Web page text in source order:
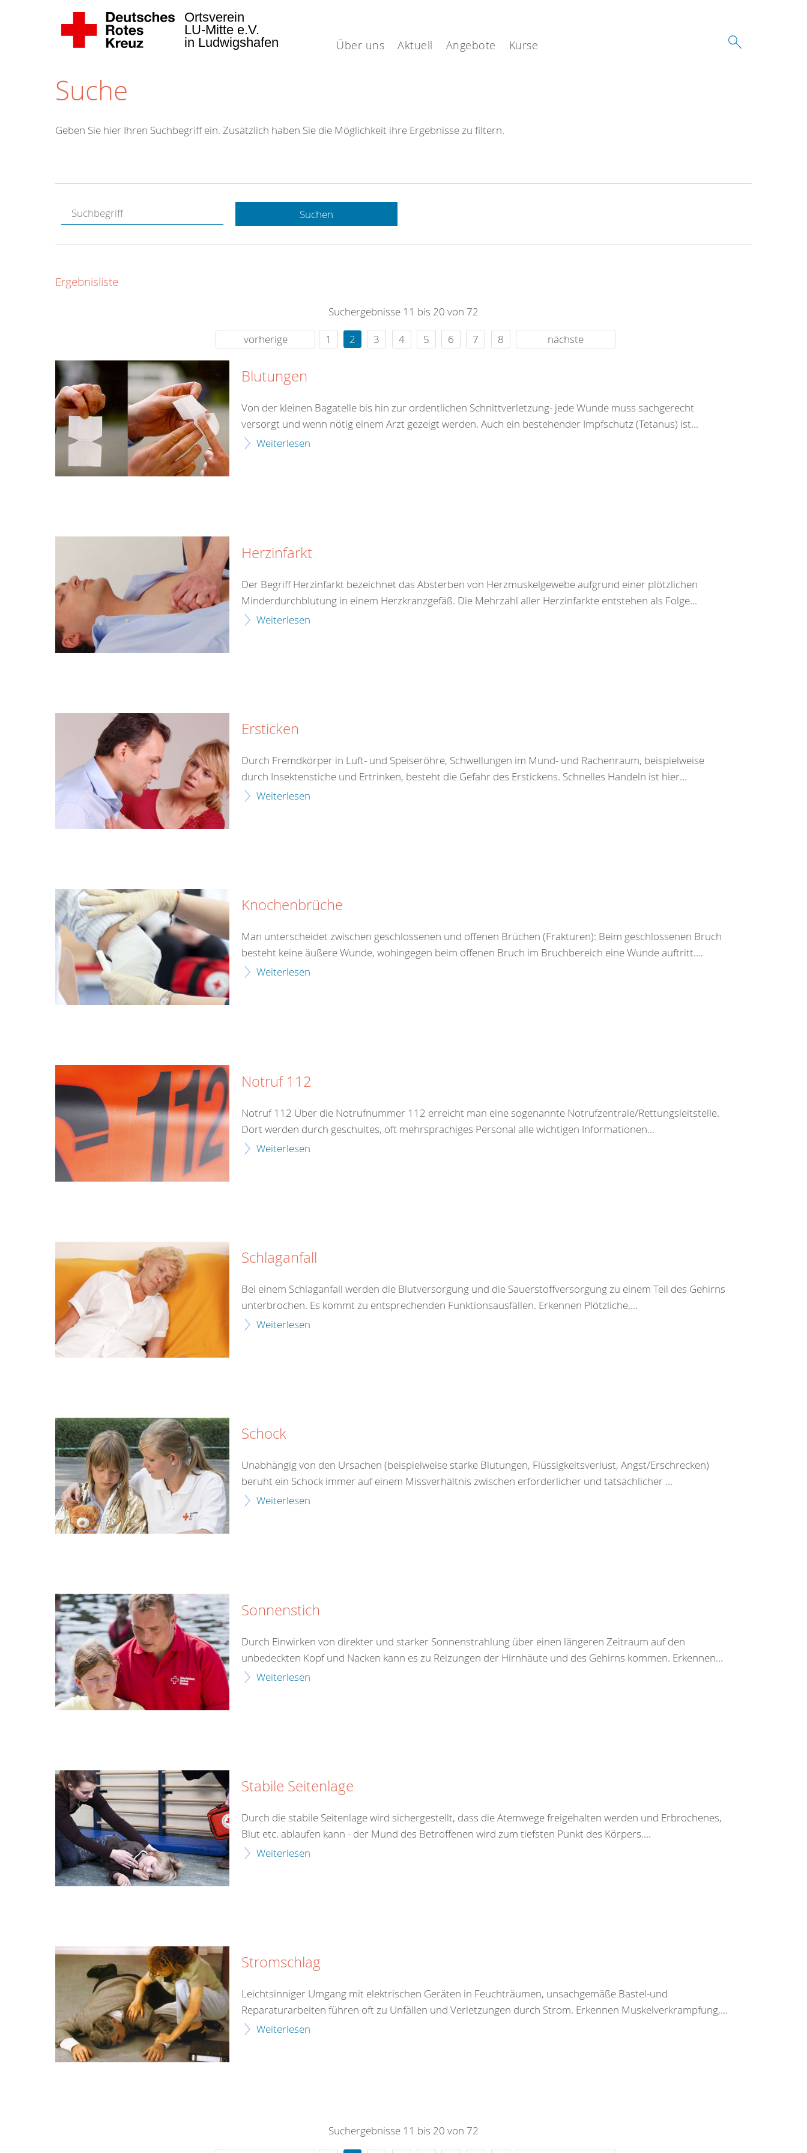
Über uns Aktuell Angebote Kurse
Ortsverein
LU-Mitte e.V.
in Ludwigshafen
Suche
Hotline.
gerne.
rund um die Uhr
Geben Sie hier Ihren Suchbegriff ein. Zusätzlich haben Sie die Möglichkeit ihre Ergebnisse zu filtern.
Suchen
Ergebnisliste
Suchergebnisse 11 bis 20 von 72
vorherige
1 2 3 4 5 6 7 8 nächste
Blutungen
Von der kleinen Bagatelle bis hin zur ordentlichen Schnittverletzung- jede Wunde muss sachgerecht
versorgt und wenn nötig einem Arzt gezeigt werden. Auch ein bestehender Impfschutz (Tetanus) ist...
Weiterlesen
Herzinfarkt
Der Begriff Herzinfarkt bezeichnet das Absterben von Herzmuskelgewebe aufgrund einer plötzlichen
Minderdurchblutung in einem Herzkranzgefäß. Die Mehrzahl aller Herzinfarkte entstehen als Folge...
Weiterlesen
Ersticken
Durch Fremdkörper in Luft- und Speiseröhre, Schwellungen im Mund- und Rachenraum, beispielweise
durch Insektenstiche und Ertrinken, besteht die Gefahr des Erstickens. Schnelles Handeln ist hier...
Weiterlesen
Knochenbrüche
Man unterscheidet zwischen geschlossenen und offenen Brüchen (Frakturen): Beim geschlossenen Bruch
besteht keine äußere Wunde, wohingegen beim offenen Bruch im Bruchbereich eine Wunde auftritt....
Weiterlesen
Notruf 112
Notruf 112 Über die Notrufnummer 112 erreicht man eine sogenannte Notrufzentrale/Rettungsleitstelle.
Dort werden durch geschultes, oft mehrsprachiges Personal alle wichtigen Informationen...
Weiterlesen
Schlaganfall
Bei einem Schlaganfall werden die Blutversorgung und die Sauerstoffversorgung zu einem Teil des Gehirns
unterbrochen. Es kommt zu entsprechenden Funktionsausfällen. Erkennen Plötzliche,...
Weiterlesen
Schock
Unabhängig von den Ursachen (beispielweise starke Blutungen, Flüssigkeitsverlust, Angst/Erschrecken)
beruht ein Schock immer auf einem Missverhältnis zwischen erforderlicher und tatsächlicher ...
Weiterlesen
Sonnenstich
Durch Einwirken von direkter und starker Sonnenstrahlung über einen längeren Zeitraum auf den
unbedeckten Kopf und Nacken kann es zu Reizungen der Hirnhäute und des Gehirns kommen. Erkennen...
Weiterlesen
Stabile Seitenlage
Durch die stabile Seitenlage wird sichergestellt, dass die Atemwege freigehalten werden und Erbrochenes,
Blut etc. ablaufen kann - der Mund des Betroffenen wird zum tiefsten Punkt des Körpers....
Weiterlesen
Stromschlag
Leichtsinniger Umgang mit elektrischen Geräten in Feuchträumen, unsachgemäße Bastel-und
Reparaturarbeiten führen oft zu Unfällen und Verletzungen durch Strom. Erkennen Muskelverkrampfung,...
Weiterlesen
Suchergebnisse 11 bis 20 von 72